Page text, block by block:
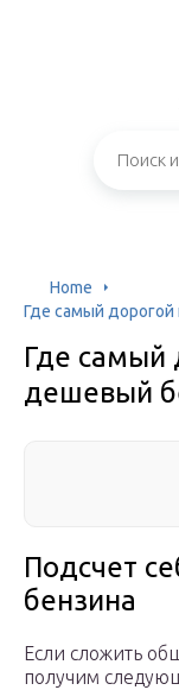
Home
Где самый
Где самый
дешевый
Подсчет
бензина
Если сложить
получим